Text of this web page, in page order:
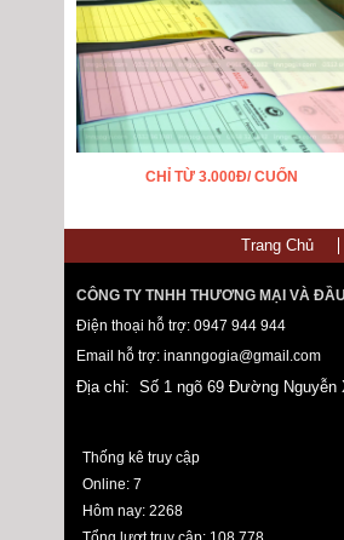
CHỈ TỪ 3.000Đ/ CUỐN
Trang Chủ
CÔNG TY TNHH THƯƠNG MẠI VÀ
Điện thoại hỗ trợ: 0947 944 944
Email hỗ trợ: inanngogia@gmail.com
Địa chỉ: Số 1 ngõ 69 Đường Nguyễn
Thống kê truy cập
Online: 7
Hôm nay: 2268